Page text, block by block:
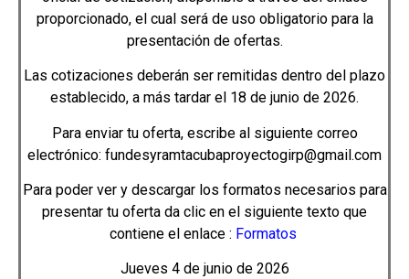
proporcionado, el cual será de uso obligatorio para la
presentación de ofertas.
Las cotizaciones deberán ser remitidas dentro del plazo
establecido, a más tardar el 18 de junio de 2026.
Para enviar tu oferta, escribe al siguiente correo
electrónico: fundesyramtacubaproyectogirp@gmail.com
Para poder ver y descargar los formatos necesarios para
presentar tu oferta da clic en el siguiente texto que
contiene el enlace : Formatos
Jueves 4 de junio de 2026